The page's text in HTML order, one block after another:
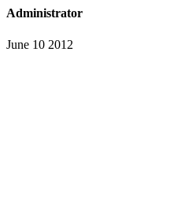
Administrator
June 10 2012